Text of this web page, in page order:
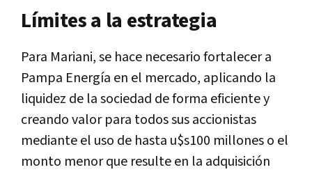
Límites a la estrategia
Para Mariani, se hace necesario fortalecer a
Pampa Energía en el mercado, aplicando la
liquidez de la sociedad de forma eficiente y
creando valor para todos sus accionistas
mediante el uso de hasta u$s100 millones o el
monto menor que resulte en la adquisición